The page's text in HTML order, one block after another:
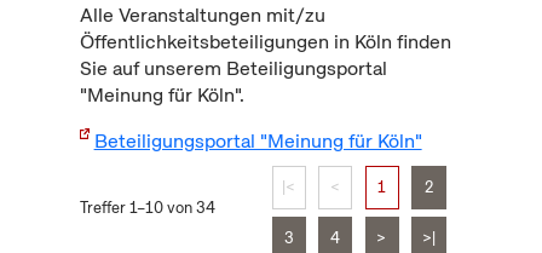
Alle Veranstaltungen mit/zu
Öffentlichkeitsbeteiligungen in Köln finden
Sie auf unserem Beteiligungsportal
"Meinung für Köln".
Beteiligungsportal "Meinung für Köln"
Treffer 1–10 von 34
|< < 1 2
3 4 > >|